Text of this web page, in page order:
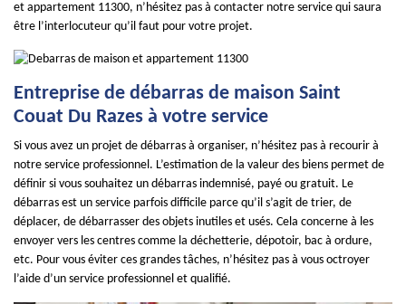
et appartement 11300, n’hésitez pas à contacter notre service qui saura
être l’interlocuteur qu’il faut pour votre projet.
Entreprise de débarras de maison Saint
Couat Du Razes à votre service
Si vous avez un projet de débarras à organiser, n’hésitez pas à recourir à
notre service professionnel. L’estimation de la valeur des biens permet de
définir si vous souhaitez un débarras indemnisé, payé ou gratuit. Le
débarras est un service parfois difficile parce qu’il s’agit de trier, de
déplacer, de débarrasser des objets inutiles et usés. Cela concerne à les
envoyer vers les centres comme la déchetterie, dépotoir, bac à ordure,
etc. Pour vous éviter ces grandes tâches, n’hésitez pas à vous octroyer
l’aide d’un service professionnel et qualifié.